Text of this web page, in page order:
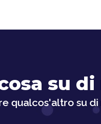
su di
qualcos'altro su di